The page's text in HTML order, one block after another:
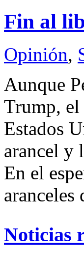
Fin al
Opinión,
Aunque
Trump,
Estados
arancel y
En el
Noticias